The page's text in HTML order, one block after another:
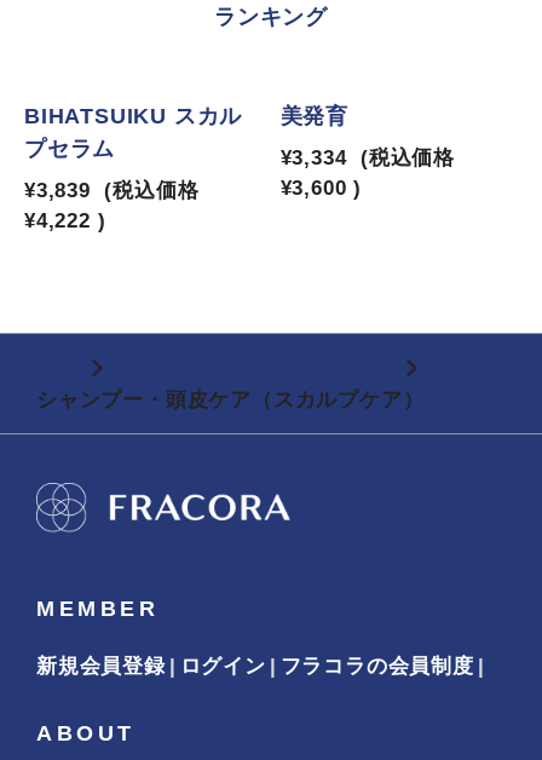
ランキング
BIHATSUIKU スカル
プセラム
¥3,839
(税込価格
¥4,222 )
美発育
¥3,334
(税込価格
¥3,600 )
シャンプー・頭皮ケア（スカルプケア）
MEMBER
新規会員登録 ログイン フラコラの会員制度
ABOUT